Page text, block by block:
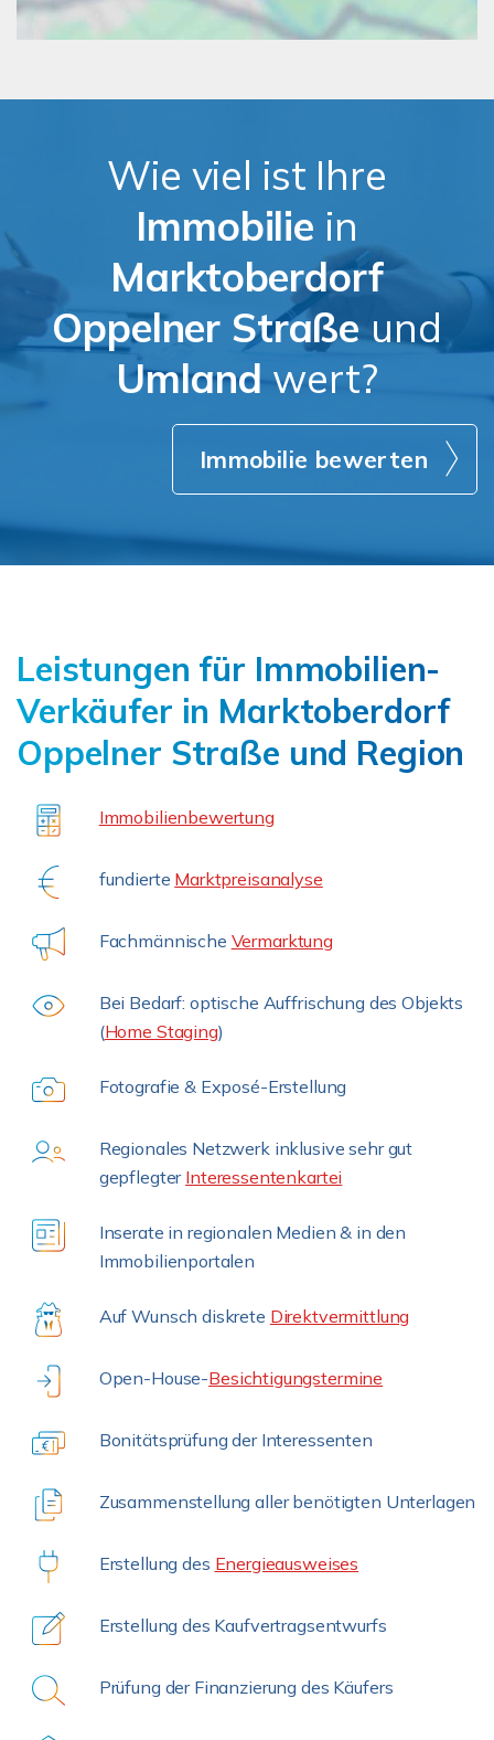
Wie viel ist Ihre
Immobilie in
Marktoberdorf
Oppelner Straßeund
Umlandwert?
Immobilie bewerten
Leistungen für Immobilien-
Verkäufer in Marktoberdorf
Oppelner Straße und Region
Immobilienbewertung
fundierte Marktpreisanalyse
Fachmännische Vermarktung
Bei Bedarf: optische Auffrischung des Objekts
(Home Staging)
Fotografie & Exposé-Erstellung
Regionales Netzwerk inklusive sehr gut
gepflegter Interessentenkartei
Inserate in regionalen Medien & in den
Immobilienportalen
Auf Wunsch diskrete Direktvermittlung
Open-House-Besichtigungstermine
Bonitätsprüfung der Interessenten
Zusammenstellung aller benötigten Unterlagen
Erstellung des Energieausweises
Erstellung des Kaufvertragsentwurfs
Prüfung der Finanzierung des Käufers